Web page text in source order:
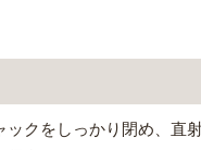
ックをしっかり閉め、直